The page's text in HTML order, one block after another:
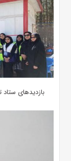
بازدیدهای ستاد